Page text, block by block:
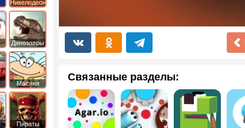
Связанные разделы:
Никелодеон
Динозавры
Масяня
Пираты